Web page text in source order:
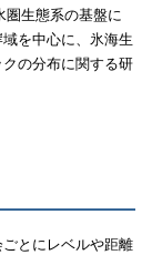
圏生態系の基盤に
を中心に、氷海生
の分布に関する研
とにレベルや距離